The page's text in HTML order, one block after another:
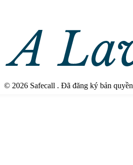
© 2026 Safecall . Đã đăng ký bản quyền